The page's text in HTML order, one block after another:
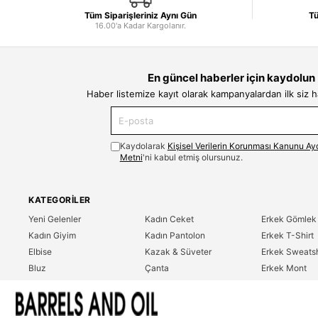
Tüm Siparişleriniz Aynı Gün
16.00'a Kadar Kargolanır.
En güncel haberler için kaydolun
Haber listemize kayıt olarak kampanyalardan ilk siz
Kaydolarak Kişisel Verilerin Korunması Kanunu
Metni'ni kabul etmiş olursunuz.
KATEGORILER
Yeni Gelenler
Kadın Giyim
Elbise
Bluz
T-Shirt
Kadın Ceket
Kadın Pantolon
Kazak & Süveter
Çanta
Erkek Gömlek
Erkek T-Shirt
Erkek
Erkek Mont